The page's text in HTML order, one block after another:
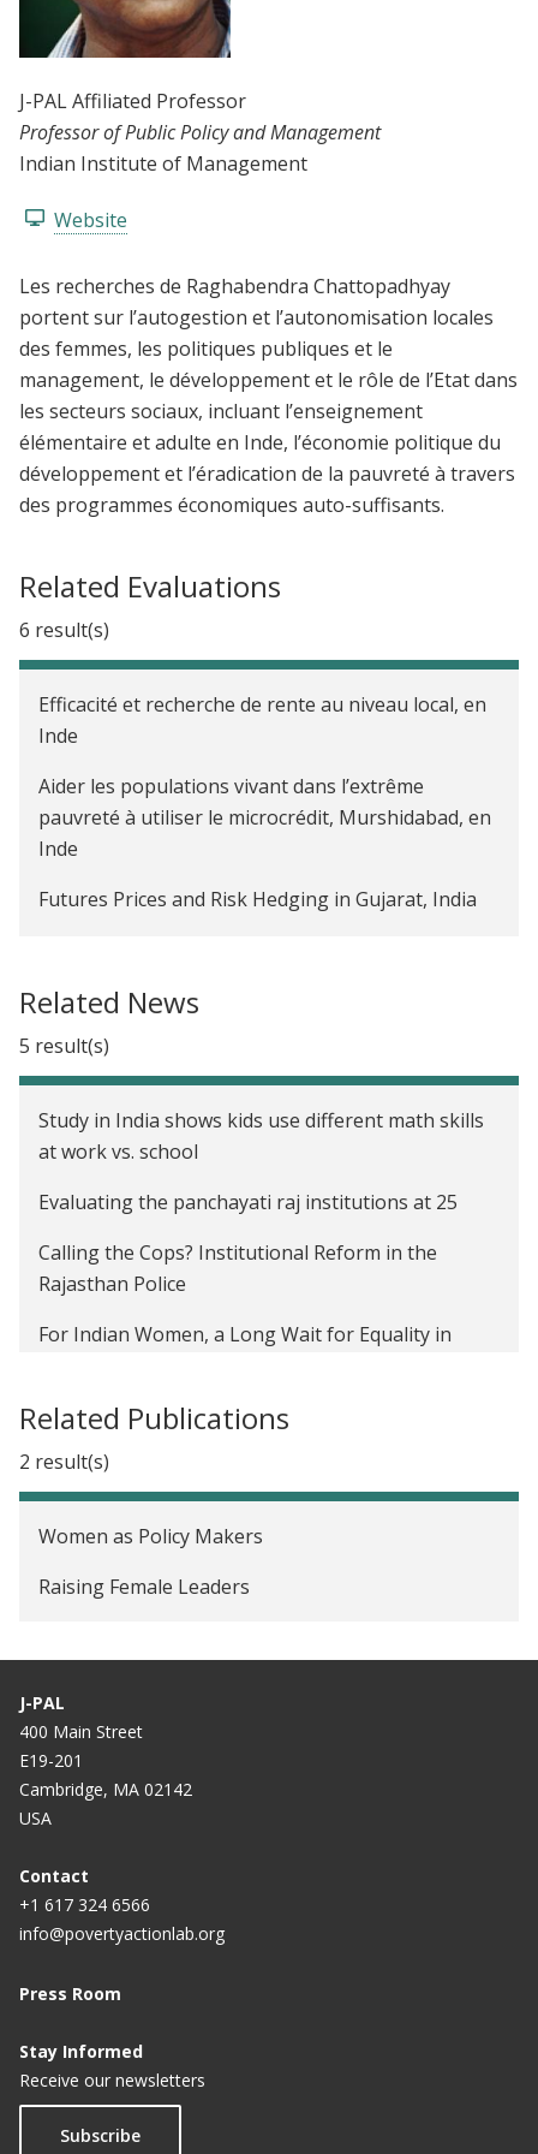
J-PAL Affiliated Professor
Professor of Public Policy and Management
Indian Institute of Management
Website
Les recherches de Raghabendra Chattopadhyay
portent sur l’autogestion et l’autonomisation locales
des femmes, les politiques publiques et le
management, le développement et le rôle de l’Etat dans
les secteurs sociaux, incluant l’enseignement
élémentaire et adulte en Inde, l’économie politique du
développement et l’éradication de la pauvreté à travers
des programmes économiques auto-suffisants.
Related Evaluations
6 result(s)
Efficacité et recherche de rente au niveau local, en
Inde
Aider les populations vivant dans l’extrême
pauvreté à utiliser le microcrédit, Murshidabad, en
Inde
Futures Prices and Risk Hedging in Gujarat, India
Choix des infrastructures publiques et sexe du
Perceptions of Female Leaders in India
Related News
5 result(s)
Study in India shows kids use different math skills
at work vs. school
Evaluating the panchayati raj institutions at 25
Calling the Cops? Institutional Reform in the
Rajasthan Police
For Indian Women, a Long Wait for Equality in
Poverty on a Petri Dish
Related Publications
2 result(s)
Women as Policy Makers
Raising Female Leaders
J-PAL
400 Main Street
E19-201
Cambridge, MA 02142
USA
Contact
+1 617 324 6566
info@povertyactionlab.org
Press Room
Stay Informed
Receive our newsletters
Subscribe